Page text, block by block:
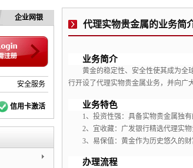
企业网银
安全服务
信用卡激活
代理实物贵金属的业务简
业务简介
黄金的稳定性、 安全性使其成为全
行开设了代理实物贵金属业务， 并向广
业务特色
1、投资性强：具备实物贵金属独
2、宜收藏：广发银行精选代理实
3、易保值：黄金作为历史悠久的
办理流程